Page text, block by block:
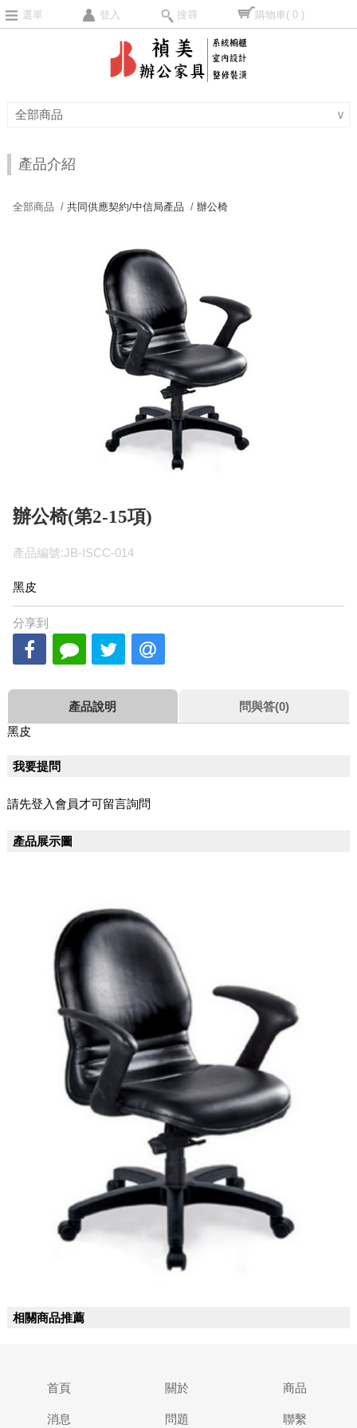
選單 登入 搜尋 購物車( 0 )
全部商品 ∨
產品介紹
全部商品 /共同供應契約/中信局產品 /辦公椅
辦公椅(第2-15項)
產品編號:JB-ISCC-014
黑皮
分享到
產品說明
問與答(0)
黑皮
我要提問
請先登入會員才可留言詢問
產品展示圖
相關商品推薦
首頁 關於 商品
消息 問題 聯繫